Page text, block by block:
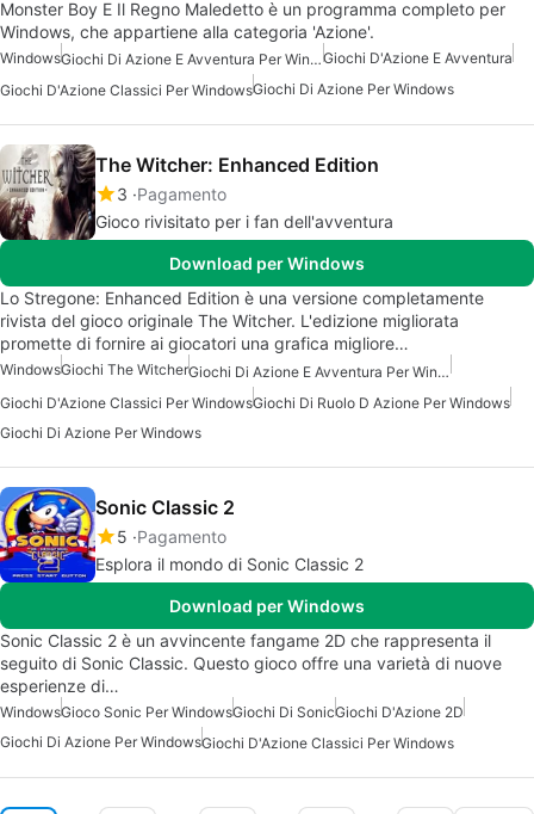
Monster Boy E Il Regno Maledetto è un programma completo per
Windows, che appartiene alla categoria 'Azione'.
Windows Giochi Di Azione E Avventura Per WindowsGiochi D'Azione E Avventura
Giochi D'Azione Classici Per WindowsGiochi Di Azione Per Windows
The Witcher: Enhanced Edition
3 Pagamento
Gioco rivisitato per i fan dell'avventura
Download per Windows
Lo Stregone: Enhanced Edition è una versione completamente
rivista del gioco originale The Witcher. L'edizione migliorata
promette di fornire ai giocatori una grafica migliore…
WindowsGiochi The Witcher
Giochi Di Azione E Avventura Per Windows
Giochi D'Azione Classici Per WindowsGiochi Di Ruolo D Azione Per Windows
Giochi Di Azione Per Windows
Sonic Classic 2
5 Pagamento
Esplora il mondo di Sonic Classic 2
Download per Windows
Sonic Classic 2 è un avvincente fangame 2D che rappresenta il
seguito di Sonic Classic. Questo gioco offre una varietà di nuove
esperienze di…
WindowsGioco Sonic Per WindowsGiochi Di SonicGiochi D'Azione 2D
Giochi Di Azione Per WindowsGiochi D'Azione Classici Per Windows